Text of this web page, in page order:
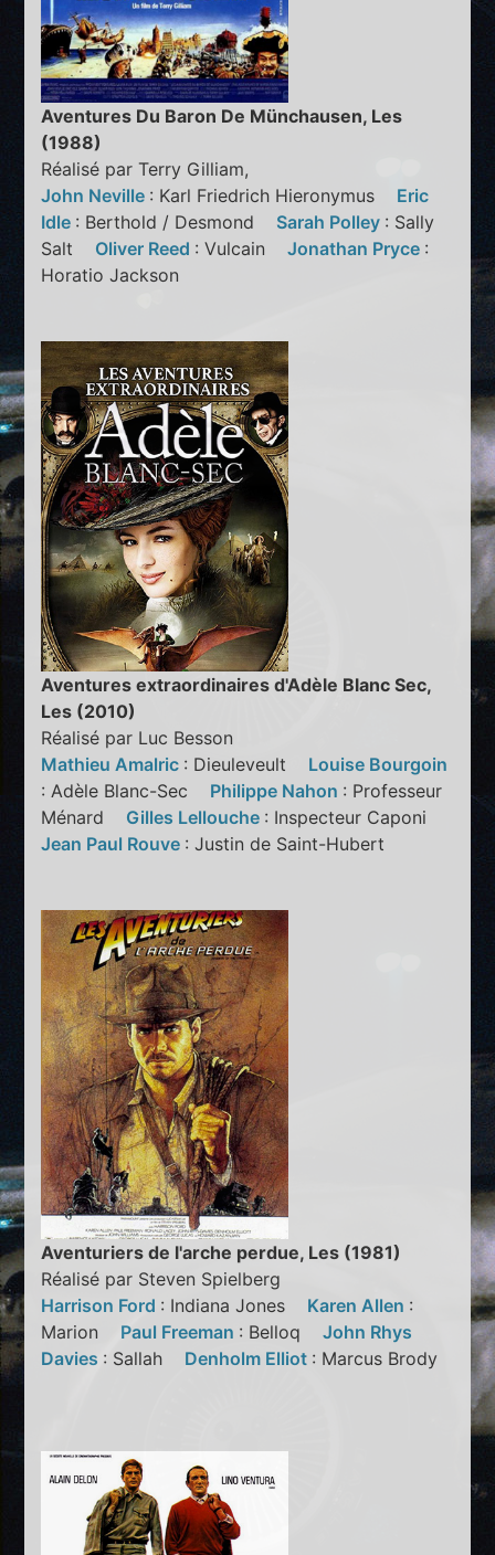
Aventures Du Baron De Münchausen, Les
(1988)
Réalisé par Terry Gilliam,
John Neville : Karl Friedrich Hieronymus Eric
Idle : Berthold / Desmond Sarah Polley : Sally
Salt Oliver Reed : VulcainJonathan Pryce :
Horatio Jackson
Aventures extraordinaires d'Adèle Blanc Sec,
Les (2010)
Réalisé par Luc Besson
Mathieu Amalric : Dieuleveult Louise Bourgoin
: Adèle Blanc-Sec Philippe Nahon : Professeur
Ménard Gilles Lellouche : Inspecteur Caponi
Jean Paul Rouve : Justin de Saint-Hubert
Aventuriers de l'arche perdue, Les (1981)
Réalisé par Steven Spielberg
Harrison Ford : Indiana Jones Karen Allen :
Marion Paul Freeman : BelloqJohn Rhys
Davies : Sallah Denholm Elliot : Marcus Brody